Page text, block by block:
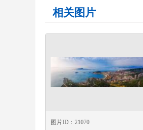
相关图片
图片ID：21070